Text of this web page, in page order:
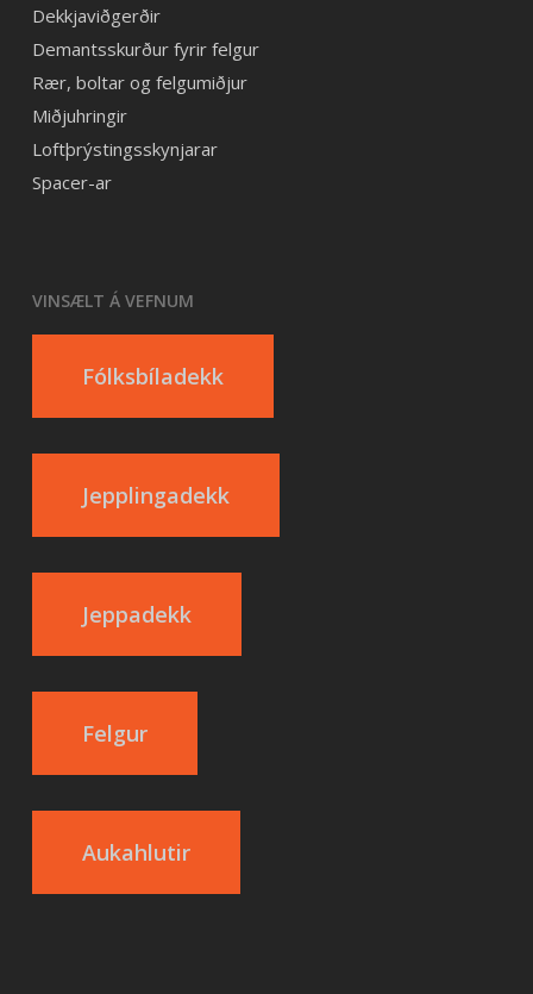
Dekkjaviðgerðir
Demantsskurður fyrir felgur
Rær, boltar og felgumiðjur
Miðjuhringir
Loftþrýstingsskynjarar
Spacer-ar
VINSÆLT Á VEFNUM
Fólksbíladekk
Jepplingadekk
Jeppadekk
Felgur
Aukahlutir